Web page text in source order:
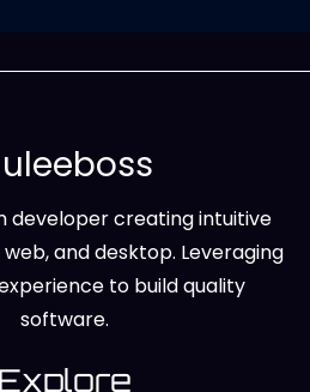
developer creating intuitive
and desktop. Leveraging
to build quality
software.
Explore